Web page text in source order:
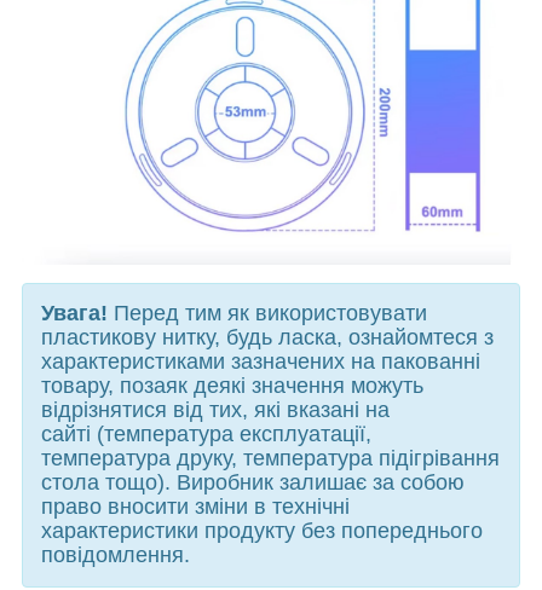
Увага! Перед тим як використовувати
пластикову нитку, будь ласка, ознайомтеся з
характеристиками зазначених на пакованні
товару, позаяк деякі значення можуть
відрізнятися від тих, які вказані на
сайті (температура експлуатації,
температура друку, температура підігрівання
стола тощо). Виробник залишає за собою
право вносити зміни в технічні
характеристики продукту без попереднього
повідомлення.